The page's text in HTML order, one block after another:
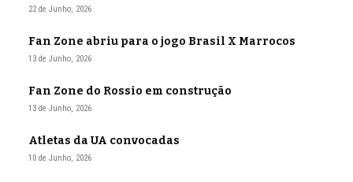
22 de Junho, 2026
Fan Zone abriu para o jogo Brasil X Marrocos
13 de Junho, 2026
Fan Zone do Rossio em construção
13 de Junho, 2026
Atletas da UA convocadas
10 de Junho, 2026